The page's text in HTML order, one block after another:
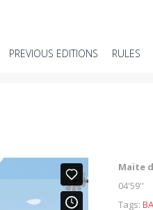
PREVIOUS EDITIONS RULES
Maite
04'59''
Tags: